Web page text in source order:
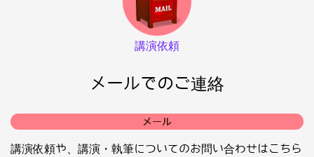
講演依頼
メールでのご連絡
メール
講演依頼や、講演・執筆についてのお問い合わせはこちら